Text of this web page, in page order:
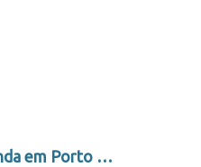
Prefeito Grasselli cumpre agenda em Porto Alegre